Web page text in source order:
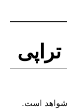
شواهد است.